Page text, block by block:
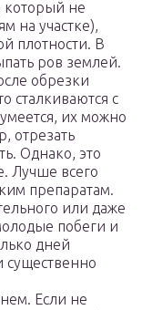
не
на участке),
плотности. В
ров землей.
обрезки
сталкиваются с
их можно
отрезать
Однако, это
Лучше всего
препаратам.
или даже
побеги и
дней
существенно
Если не